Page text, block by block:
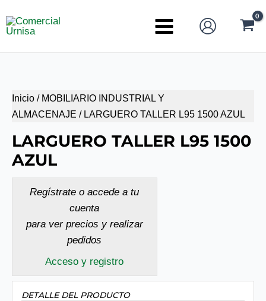
al
Main
Inicio / MOBILIARIO INDUSTRIAL Y
ALMACENAJE / LARGUERO TALLER L95 1500 AZUL
LARGUERO TALLER L95 1500
AZUL
Regístrate o accede a tu
cuenta
para ver precios y realizar
pedidos
Acceso y registro
DETALLE DEL PRODUCTO